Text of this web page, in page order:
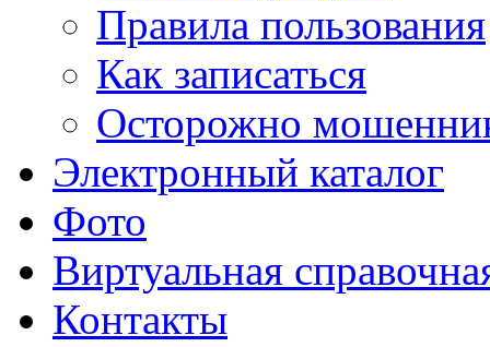
Правила пользования
Как записаться
Осторожно
Электронный каталог
Фото
Виртуальная
Контакты